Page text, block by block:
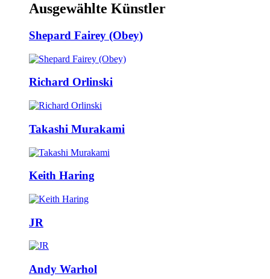
Ausgewählte Künstler
Shepard Fairey (Obey)
Richard Orlinski
Takashi Murakami
Keith Haring
JR
Andy Warhol